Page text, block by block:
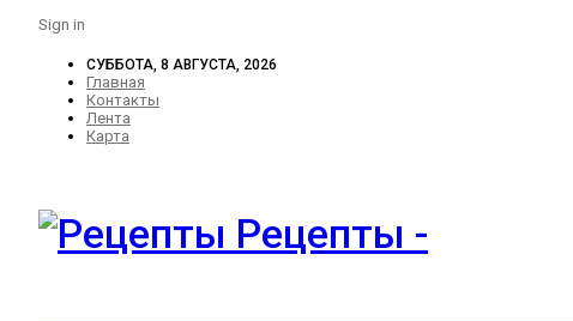
Sign in
СУББОТА, 8 АВГУСТА, 2026
Главная
Контакты
Лента
Карта
Рецепты -